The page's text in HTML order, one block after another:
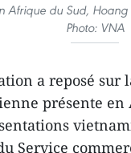
Afrique du Sud,
Photo: VNA
a reposé sur
présente en
Service